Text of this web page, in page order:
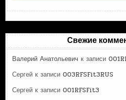
Свежие
Валерий Анатольевич к записи
Сергей к записи003RFSFit3RUS
Сергей к записи001RFSFit3